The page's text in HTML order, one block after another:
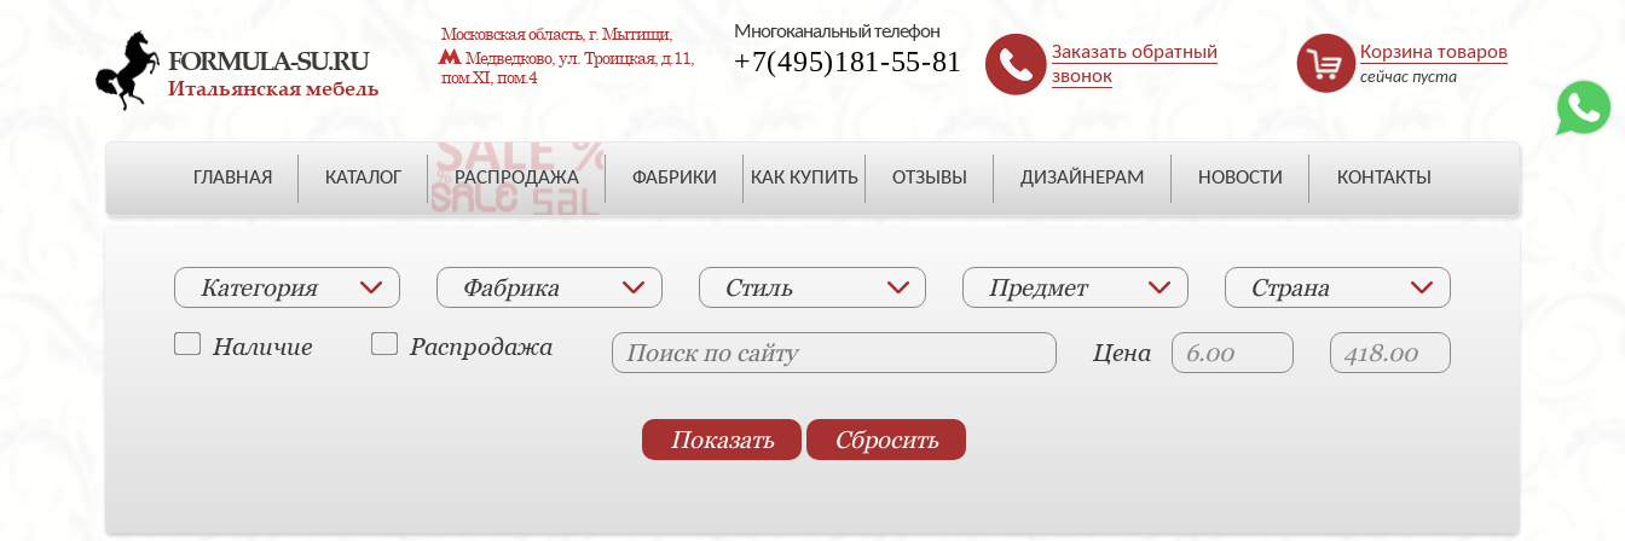
FORMULA-SU.RU
Итальянская мебель
Московская область, г. Мытищи,
Медведково, ул. Троицкая, д.11,
пом.XI, пом.4
Многоканальный телефон
+7(495)181-55-81
Заказать обратный
звонок
Корзина товаров
сейчас пуста
ГЛАВНАЯ КАТАЛОГ РАСПРОДАЖА ФАБРИКИ КАК КУПИТЬ ОТЗЫВЫ ДИЗАЙНЕРАМ НОВОСТИ КОНТАКТЫ
Категория Фабрика Стиль Предмет Страна
Наличие Распродажа Цена